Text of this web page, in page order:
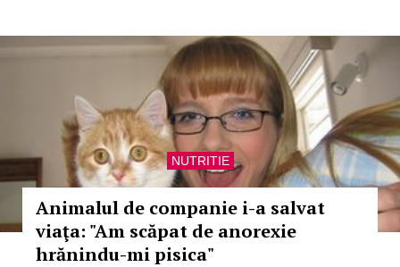
NUTRITIE
Animalul de companie i-a salvat
viaţa: "Am scăpat de anorexie
hrănindu-mi pisica"